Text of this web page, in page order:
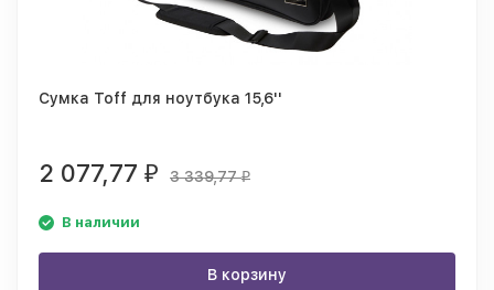
Сумка Toff для ноутбука 15,6''
2 077,77 ₽ 3 339,77₽
В наличии
В корзину